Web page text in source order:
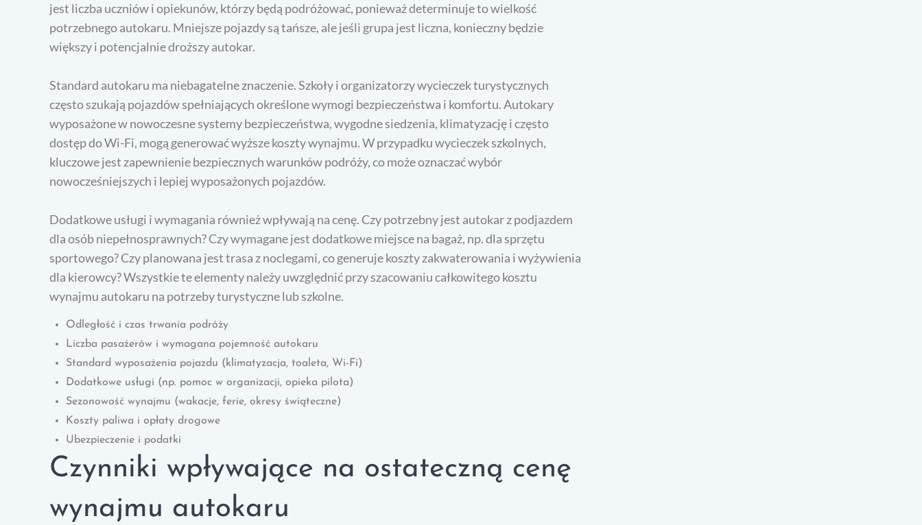
jest liczba uczniów i opiekunów, którzy będą podróżować, ponieważ determinuje to wielkość
potrzebnego autokaru. Mniejsze pojazdy są tańsze, ale jeśli grupa jest liczna, konieczny będzie
większy i potencjalnie droższy autokar.
Standard autokaru ma niebagatelne znaczenie. Szkoły i organizatorzy wycieczek turystycznych
często szukają pojazdów spełniających określone wymogi bezpieczeństwa i komfortu. Autokary
wyposażone w nowoczesne systemy bezpieczeństwa, wygodne siedzenia, klimatyzację i często
dostęp do Wi-Fi, mogą generować wyższe koszty wynajmu. W przypadku wycieczek szkolnych,
kluczowe jest zapewnienie bezpiecznych warunków podróży, co może oznaczać wybór
nowocześniejszych i lepiej wyposażonych pojazdów.
Dodatkowe usługi i wymagania również wpływają na cenę. Czy potrzebny jest autokar z podjazdem
dla osób niepełnosprawnych? Czy wymagane jest dodatkowe miejsce na bagaż, np. dla sprzętu
sportowego? Czy planowana jest trasa z noclegami, co generuje koszty zakwaterowania i wyżywienia
dla kierowcy? Wszystkie te elementy należy uwzględnić przy szacowaniu całkowitego kosztu
wynajmu autokaru na potrzeby turystyczne lub szkolne.
Odległość i czas trwania podróży
Liczba pasażerów i wymagana pojemność autokaru
Standard wyposażenia pojazdu (klimatyzacja, toaleta, Wi-Fi)
Dodatkowe usługi (np. pomoc w organizacji, opieka pilota)
Sezonowość wynajmu (wakacje, ferie, okresy świąteczne)
Koszty paliwa i opłaty drogowe
Ubezpieczenie i podatki
Czynniki wpływające na ostateczną cenę
wynajmu autokaru